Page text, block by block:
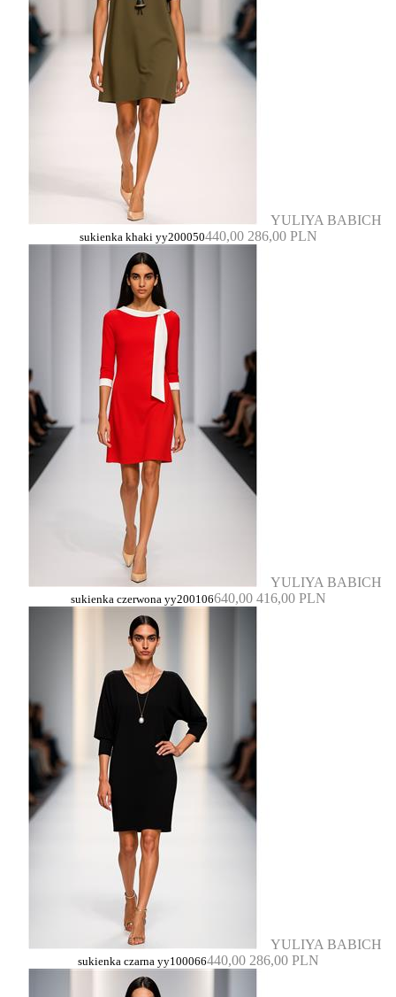
YULIYA BABICH
sukienka khaki yy200050440,00 286,00 PLN
YULIYA BABICH
sukienka czerwona yy200106640,00 416,00 PLN
YULIYA BABICH
sukienka czarna yy100066440,00 286,00 PLN